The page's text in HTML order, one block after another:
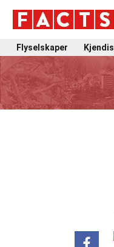
Flyselskaper Kjendis